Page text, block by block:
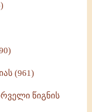
(961)
წიგნის